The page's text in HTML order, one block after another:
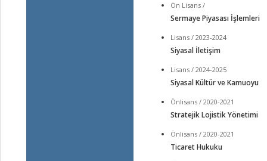
Ön Lisans /
Sermaye Piyasası İşlemleri
Lisans / 2023-2024
Siyasal İletişim
Lisans / 2024-2025
Siyasal Kültür ve Kamuoyu
Önlisans / 2020-2021
Stratejik Lojistik Yönetimi
Önlisans / 2020-2021
Ticaret Hukuku